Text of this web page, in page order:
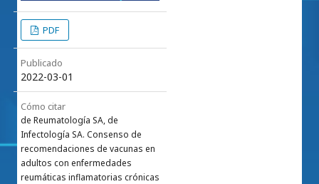
PDF
Publicado
2022-03-01
Cómo citar
de Reumatología SA, de
Infectología SA. Consenso de
recomendaciones de vacunas en
adultos con enfermedades
reumáticas inflamatorias crónicas